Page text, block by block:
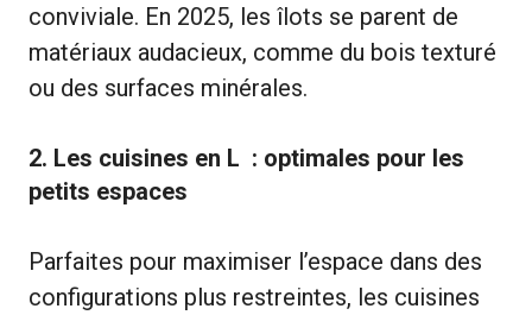
conviviale. En 2025, les îlots se parent de
matériaux audacieux, comme du bois texturé
ou des surfaces minérales.
2. Les cuisines en L : optimales pour les
petits espaces
Parfaites pour maximiser l’espace dans des
configurations plus restreintes, les cuisines